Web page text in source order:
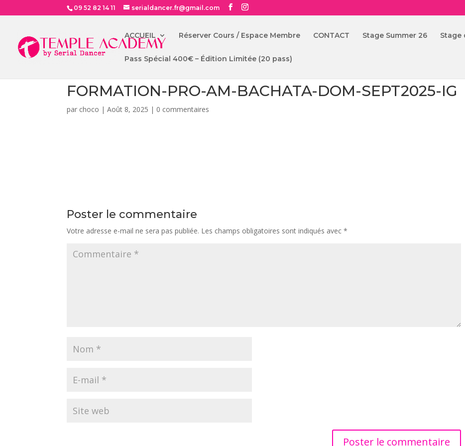
09 52 82 14 11 serialdancer.fr@gmail.com
ACCUEIL Réserver Cours / Espace Membre CONTACT Stage Summer 26 Stage
Pass Spécial 400€ – Édition Limitée (20 pass)
FORMATION-PRO-AM-BACHATA-DOM-SEPT2025-IG
par choco |Août 8, 2025 | 0 commentaires
Poster le commentaire
Votre adresse e-mail ne sera pas publiée. Les champs obligatoires sont indiqués avec*